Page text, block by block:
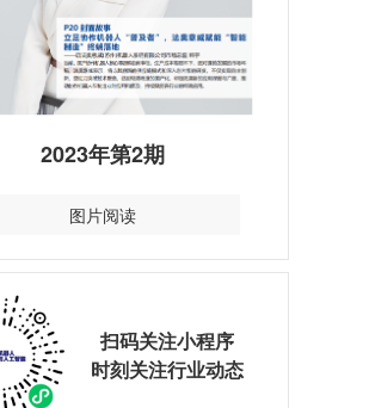
2023年第2期
图片阅读
扫码关注小程序
时刻关注行业动态